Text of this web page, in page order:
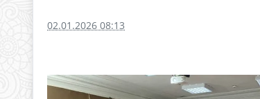
02.01.2026 08:13